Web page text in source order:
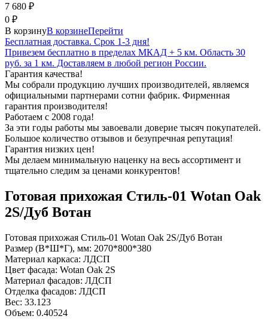
7 680 ₽
0 ₽
В корзинуВ корзинеПерейти
Бесплатная доставка. Срок 1-3 дня!
Привезем бесплатно в пределах МКАД + 5 км. Область 30
руб. за 1 км. Доставляем в любой регион России.
Гарантия качества!
Мы собрали продукцию лучших производителей, являемся
официальными партнерами сотни фабрик. Фирменная
гарантия производителя!
Работаем с 2008 года!
За эти годы работы мы завоевали доверие тысяч покупателей.
Большое количество отзывов и безупречная репутация!
Гарантия низких цен!
Мы делаем минимальную наценку на весь ассортимент и
тщательно следим за ценами конкурентов!
Готовая прихожая Стиль-01 Wotan Oak
2S/Дуб Вотан
Готовая прихожая Стиль-01 Wotan Oak 2S/Дуб Вотан
Размер (В*Ш*Г), мм: 2070*800*380
Материал каркаса: ЛДСП
Цвет фасада: Wotan Oak 2S
Материал фасадов: ЛДСП
Отделка фасадов: ЛДСП
Вес: 33.123
Объем: 0.40524